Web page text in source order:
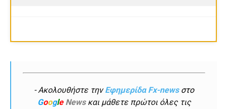
- Ακολουθήστε τηνΕφημερίδα Fx-newsστο
Google Newsκαι μάθετε πρώτοι όλες τις